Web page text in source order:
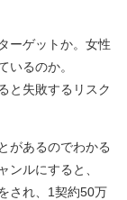
ーゲットか。女性
いるのか。
と失敗するリスク
があるのでわかる
ンルにすると、
され、1契約50万